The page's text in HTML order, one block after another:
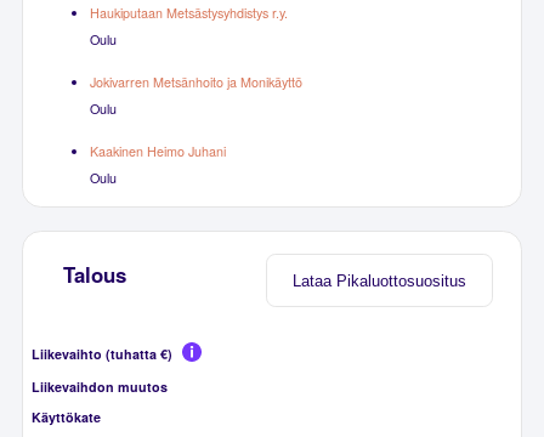
Haukiputaan Metsästysyhdistys r.y.
Oulu
Jokivarren Metsänhoito ja Monikäyttö
Oulu
Kaakinen Heimo Juhani
Oulu
Lataa Pikaluottosuositus
Talous
Liikevaihto (tuhatta €)
Liikevaihdon muutos
Käyttökate